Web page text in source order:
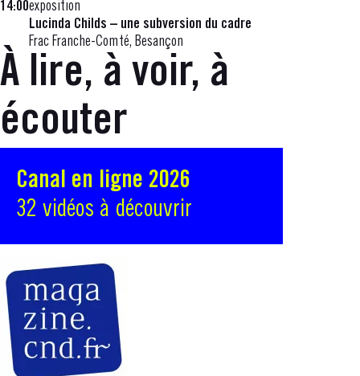
14:00exposition
Lucinda Childs – une subversion du cadre
Frac Franche-Comté, Besançon
À lire, à voir, à
écouter
Canal en ligne 2026
32 vidéos à découvrir